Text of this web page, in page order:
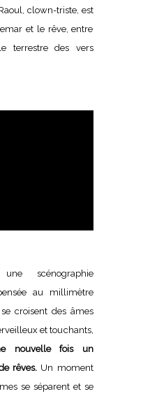
clown-triste, est
et le rêve, entre
terrestre des vers
scénographie
au millimètre
croisent des âmes
et touchants,
nouvelle fois un
rêves. Un moment
se séparent et se